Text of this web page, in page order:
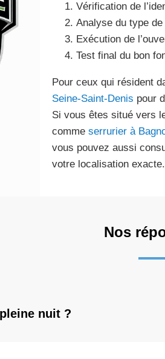
Vérification de
Analyse du type
Exécution de
Test final du bon
Pour ceux qui résident
Seine-Saint-Denis pour
Si vous êtes situé vers
comme serrurier à
vous pouvez aussi
votre localisation exacte.
Nos
nuit ?